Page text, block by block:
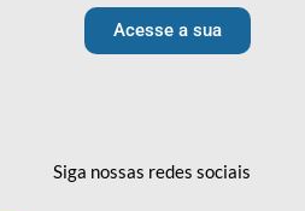
Acesse a sua
Siga nossas redessociais